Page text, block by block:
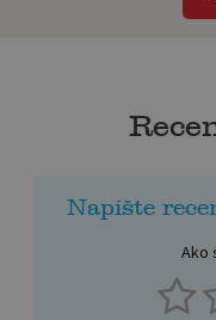
Napíšte
Ako